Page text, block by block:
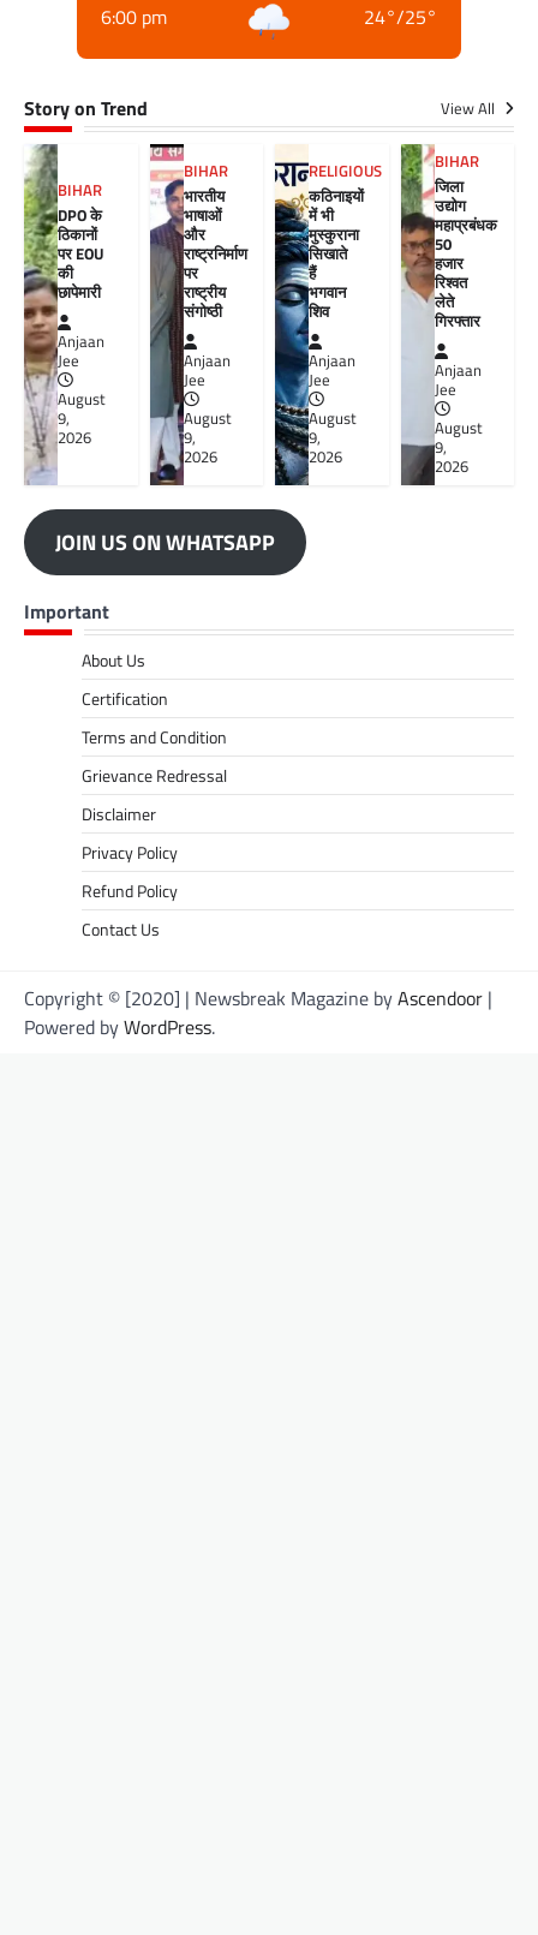
6:00 pm 24°/25°
Story on Trend View All
BIHAR
DPO के
ठिकानों
पर EOU
की
छापेमारी
Anjaan
Jee
August
9,
2026
BIHAR
भारतीय
भाषाओं
और
राष्ट्रनिर्माण
पर
राष्ट्रीय
संगोष्ठी
Anjaan
Jee
August
9,
2026
RELIGIOUS
कठिनाइयों
में भी
मुस्कुराना
सिखाते
हैं
भगवान
शिव
Anjaan
Jee
August
9,
2026
BIHAR
जिला
उद्योग
महाप्रबंधक
50
हजार
रिश्वत
लेते
गिरफ्तार
Anjaan
Jee
August
9,
2026
JOIN US ON WHATSAPP
Important
About Us
Certification
Terms and Condition
Grievance Redressal
Disclaimer
Privacy Policy
Refund Policy
Contact Us
Copyright © [2020] | Newsbreak Magazine byAscendoor |
Powered byWordPress.